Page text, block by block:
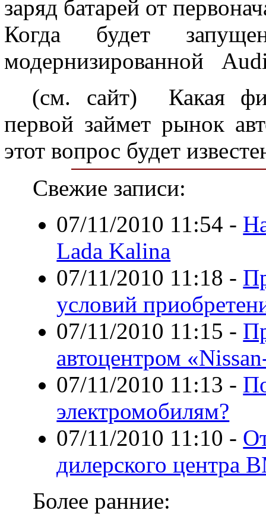
заряд батарей от
Когда будет
модернизированной
(см. сайт)
Какая
первой займет рынок
этот вопрос будет
Свежие записи:
07/11/2010 11:54 -
Lada Kalina
07/11/2010 11:18 -
условий
07/11/2010 11:15 -
автоцентром
07/11/2010 11:13 -
электромобилям?
07/11/2010 11:10 -
дилерского центра
Более ранние: